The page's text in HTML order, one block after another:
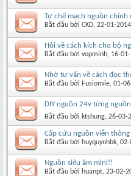
Tự chế mạch nguồn chính
Bắt đầu bởi CKD‎, 22-01-
Hỏi về cách kích cho bộ
Bắt đầu bởi vopminh‎, 16-
Nhờ tư vấn về cách đọc
Bắt đầu bởi Fusionvie‎, 01-
DIY nguồn 24v từng nguồn
Bắt đầu bởi ktshung‎, 26-03-
Cấp cứu nguồn viễn
Bắt đầu bởi huyquynhbk‎, 02-
Nguồn siêu âm mini!!
Bắt đầu bởi huanpt‎, 23-02-